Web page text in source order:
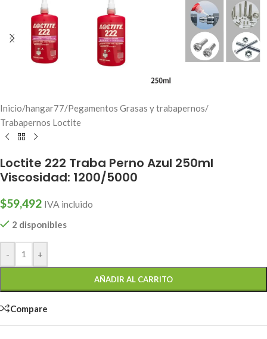
Inicio/hangar77/Pegamentos Grasas y trabapernos/
Trabapernos Loctite
Loctite 222 Traba Perno Azul 250ml
Viscosidad: 1200/5000
$59,492 IVA incluido
2 disponibles
- +
AÑADIR AL CARRITO
Compare